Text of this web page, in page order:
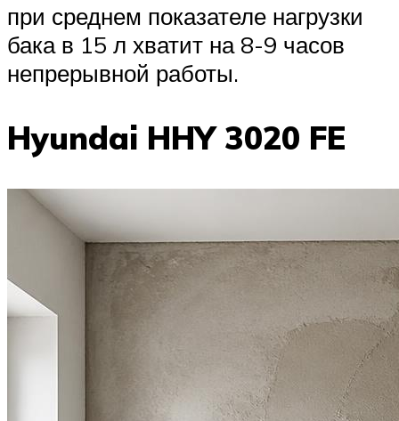
при среднем показателе нагрузки
бака в 15 л хватит на 8-9 часов
непрерывной работы.
Hyundai HHY 3020 FE